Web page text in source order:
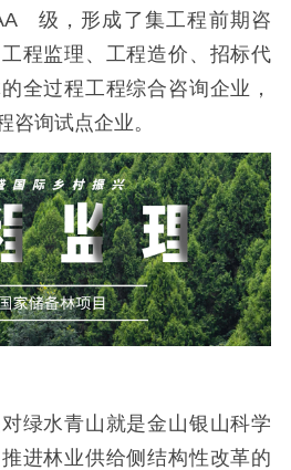
级，形成了集工程前期咨
程监理、工程造价、招标代
全过程工程综合咨询企业，
咨询试点企业。
绿水青山就是金山银山科学
进林业供给侧结构性改革的